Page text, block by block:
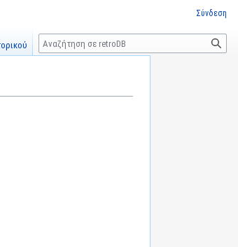
Σύνδεση
Αναζήτηση